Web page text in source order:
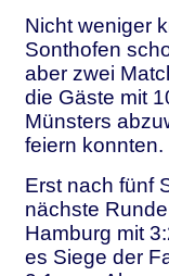
Nicht weniger
Sonthofen
aber zwei
die Gäste mit
Münsters
feiern konnten.
Erst nach fünf
nächste
Hamburg mit
es Siege der